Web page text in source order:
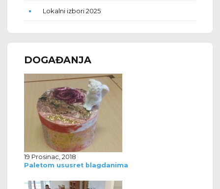
Lokalni izbori 2025
DOGAĐANJA
19 Prosinac, 2018
Paletom ususret blagdanima